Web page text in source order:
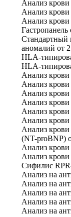
Анализ
Анализ
Анализ крови
Гастропанель
Стандартный
аномалий от
HLA-
HLA-
Анализ
Анализ
Анализ
Анализ крови
Анализ
Анализ
Анализ крови
(NT-proBNP)
Анализ
Анализ
Сифилис
Анализ на
Анализ на
Анализ на
Анализ на
Анализ на